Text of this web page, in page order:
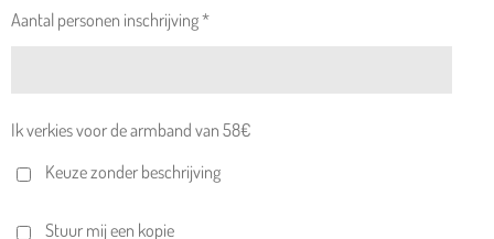
Aantal personen inschrijving *
Ik verkies voor de armband van 58€
Keuze zonder beschrijving
Stuur mij een kopie